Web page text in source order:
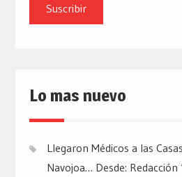
email
Lo mas nuevo
Llegaron Médicos a las
Navojoa… Desde: Redacción